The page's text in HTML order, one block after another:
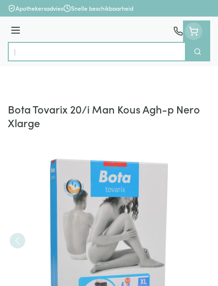
Ga naar de inhoud
Apothekersadvies Snelle beschikbaarheid
Menu
Product, merk, categorie...
Zoek
Bota Tovarix 20/i Man Kous Agh-p Nero
Xlarge